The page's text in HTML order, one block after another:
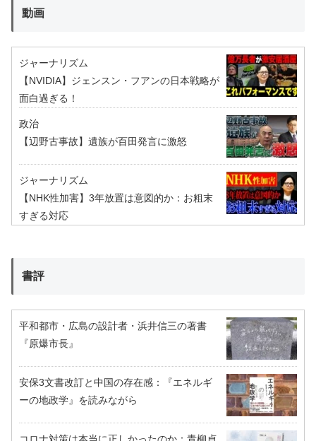
動画
ジャーナリズム
【NVIDIA】ジェンスン・フアンの日本戦略が
面白過ぎる！
政治
【辺野古事故】遺族が百田発言に激怒
ジャーナリズム
【NHK性加害】3年放置は意図的か：お粗末
すぎる対応
書評
平和都市・広島の設計者・浜井信三の著書
『原爆市長』
安保3文書改訂と中国の存在感：『エネルギ
ーの地政学』を読みながら